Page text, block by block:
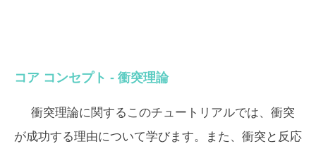
コア コンセプト - 衝突理論
衝突理論に関するこのチュートリアルでは、衝突
が成功する理由について学びます。また、衝突と反応